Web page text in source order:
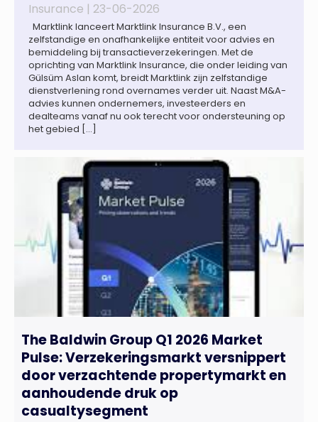
Insurance | 23-06-2026
Marktlink lanceert Marktlink Insurance B.V., een
zelfstandige en onafhankelijke entiteit voor advies en
bemiddeling bij transactieverzekeringen. Met de
oprichting van Marktlink Insurance, die onder leiding van
Gülsüm Aslan komt, breidt Marktlink zijn zelfstandige
dienstverlening rond overnames verder uit. Naast M&A-
advies kunnen ondernemers, investeerders en
dealteams vanaf nu ook terecht voor ondersteuning op
het gebied […]
The Baldwin Group Q1 2026 Market
Pulse: Verzekeringsmarkt versnippert
door verzachtende propertymarkt en
aanhoudende druk op
casualtysegment